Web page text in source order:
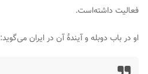
فعالیت داشته‌است.
او در باب دوبله و آیندهٔ آن در ایران می‌گوید: